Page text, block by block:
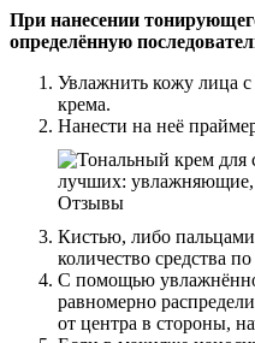
При нанесении
определённую
Увлажнить кожу лица
крема.
Нанести на неё
Кистью, либо
количество средства
С помощью
равномерно
от центра в стороны,